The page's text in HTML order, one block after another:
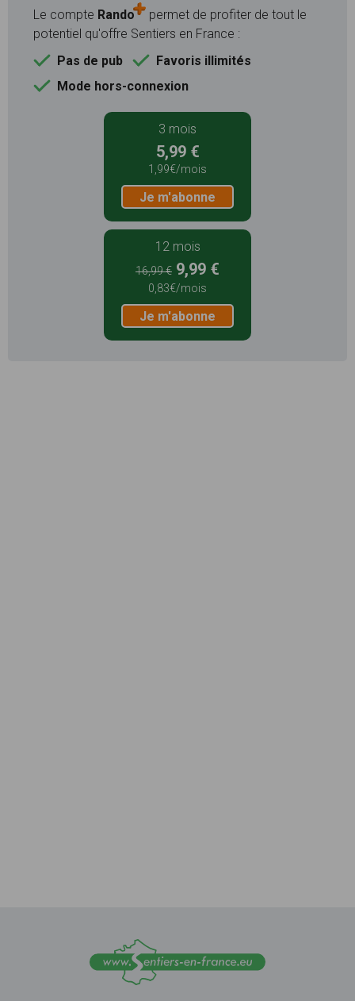
Le compte Rando
permet de profiter de tout le
potentiel qu'offre Sentiers en France :
Pas de pub
Favoris illimités
Mode hors-connexion
3 mois
5,99 €
1,99€/mois
Je m'abonne
12 mois
16,99 € 9,99 €
0,83€/mois
Je m'abonne